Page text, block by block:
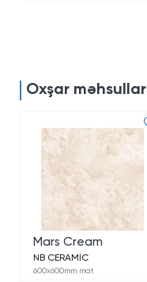
Oxşar məhsullar
Mars Cream
NB CERAMİC
600x600mm mat